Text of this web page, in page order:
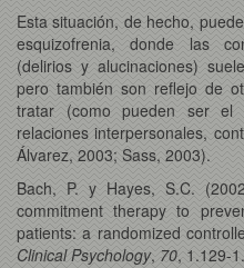
Esta situación, de hecho,
esquizofrenia, donde las
(delirios y alucinaciones)
pero también son reflejo de
tratar (como pueden ser el
relaciones interpersonales,
Álvarez, 2003; Sass, 2003).
Bach, P. y Hayes, S.C.
commitment therapy to
patients: a randomized
Clinical Psychology, 70, 1.129-